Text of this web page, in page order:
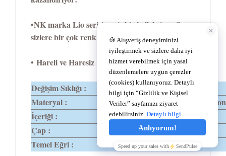
•NK marka Lio serisi geniş bir kolleksiyon ile
sizlere bir çok renk alternatifi sunuyor
• Hareli ve Haresiz 17 renk seçeneğini sahiptir.
Değişim Sıklığı :
1 Yıl
Materyal :
%62 Polymacon
İçeriği :
%38 Su
Çap :
14,2
Temel Eğri :
8,6